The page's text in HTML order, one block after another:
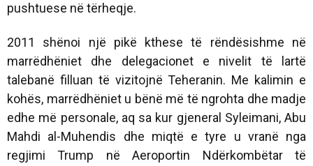
pushtuese në tërheqje.
2011 shënoi një pikë kthese të rëndësishme në
marrëdhëniet dhe delegacionet e nivelit të lartë
talebanë filluan të vizitojnë Teheranin. Me kalimin e
kohës, marrëdhëniet u bënë më të ngrohta dhe madje
edhe më personale, aq sa kur gjeneral Syleimani, Abu
Mahdi al-Muhendis dhe miqtë e tyre u vranë nga
regjimi Trump në Aeroportin Ndërkombëtar të